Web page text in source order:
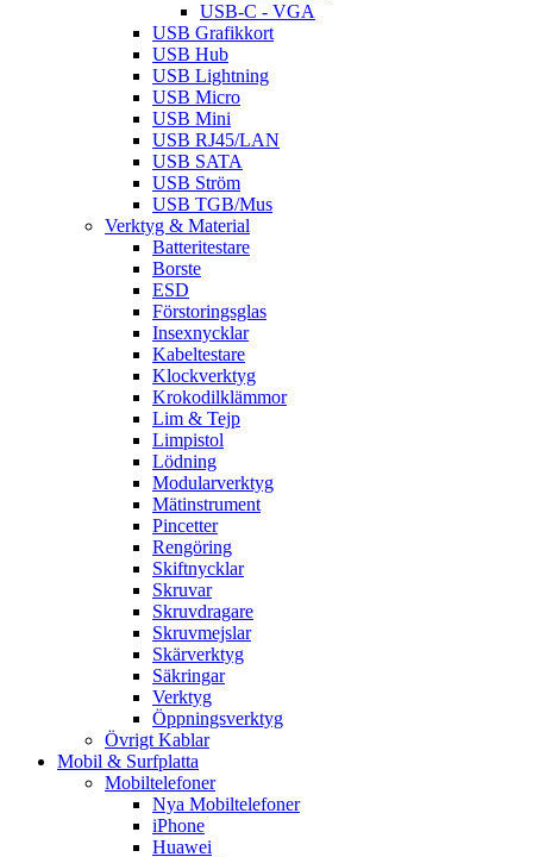
USB-C - VGA
USB Grafikkort
USB Hub
USB Lightning
USB Micro
USB Mini
USB RJ45/LAN
USB SATA
USB Ström
USB TGB/Mus
Verktyg & Material
Batteritestare
Borste
ESD
Förstoringsglas
Insexnycklar
Kabeltestare
Klockverktyg
Krokodilklämmor
Lim & Tejp
Limpistol
Lödning
Modularverktyg
Mätinstrument
Pincetter
Rengöring
Skiftnycklar
Skruvar
Skruvdragare
Skruvmejslar
Skärverktyg
Säkringar
Verktyg
Öppningsverktyg
Övrigt Kablar
Mobil & Surfplatta
Mobiltelefoner
Nya Mobiltelefoner
iPhone
Huawei